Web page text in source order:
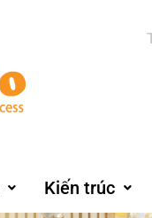
Kiến trúc